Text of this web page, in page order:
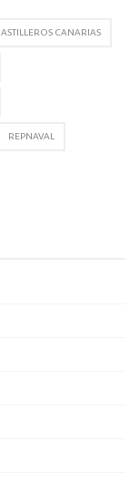
ASTILLEROS CANARIAS
REPNAVAL